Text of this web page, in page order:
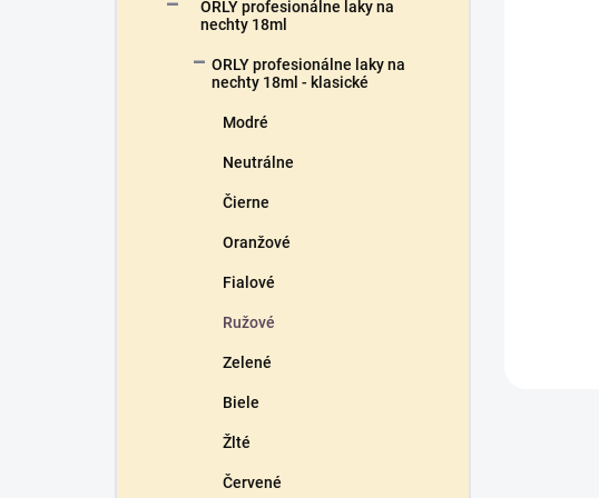
ORLY profesionálne laky na
nechty 18ml
ORLY profesionálne laky na
nechty 18ml - klasické
Modré
Neutrálne
Čierne
Oranžové
Fialové
Ružové
Zelené
Biele
Žlté
Červené